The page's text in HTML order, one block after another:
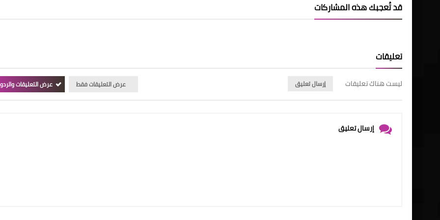
قد تُعجبك هذه المشاركات
تعليقات
ليست هناك تعليقات إرسال تعليق عرض التعليقات فقط عرض التعليقات
إرسال تعليق